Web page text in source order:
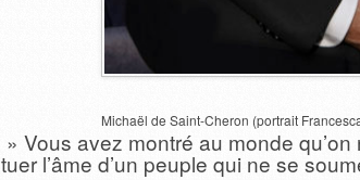
Michaël de Saint-Cheron (portrait
» Vous avez montré au monde
tuer l’âme d’un peuple qui ne se